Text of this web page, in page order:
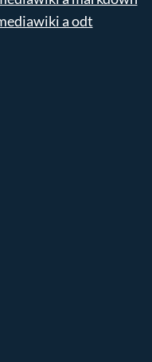
a odt